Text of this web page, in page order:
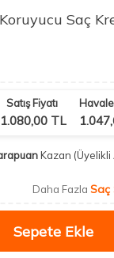
Saç
Satış Fiyatı
1.080,00 TL
Havale
Kazan (Üyelikli
Daha Fazla Saç
Sepete Ekle